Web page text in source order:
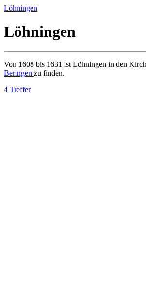
Löhningen
Löhningen
Von 1608 bis 1631 ist Löhningen in den
Beringen zu finden.
4 Treffer